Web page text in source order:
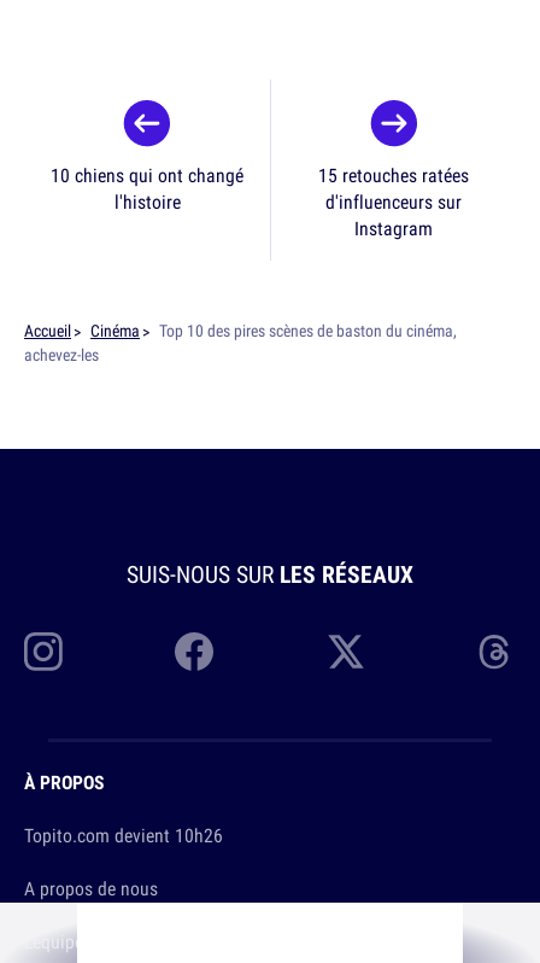
10 chiens qui ont changé
l'histoire
15 retouches ratées
d'influenceurs sur
Instagram
Accueil Cinéma
Top 10 des pires scènes de baston du cinéma,
achevez-les
SUIS-NOUS SUR LES RÉSEAUX
À PROPOS
Topito.com devient 10h26
A propos de nous
L'équipe